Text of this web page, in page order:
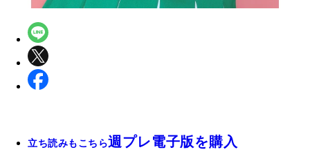
立ち読みもこちら週プレ電子版を購入